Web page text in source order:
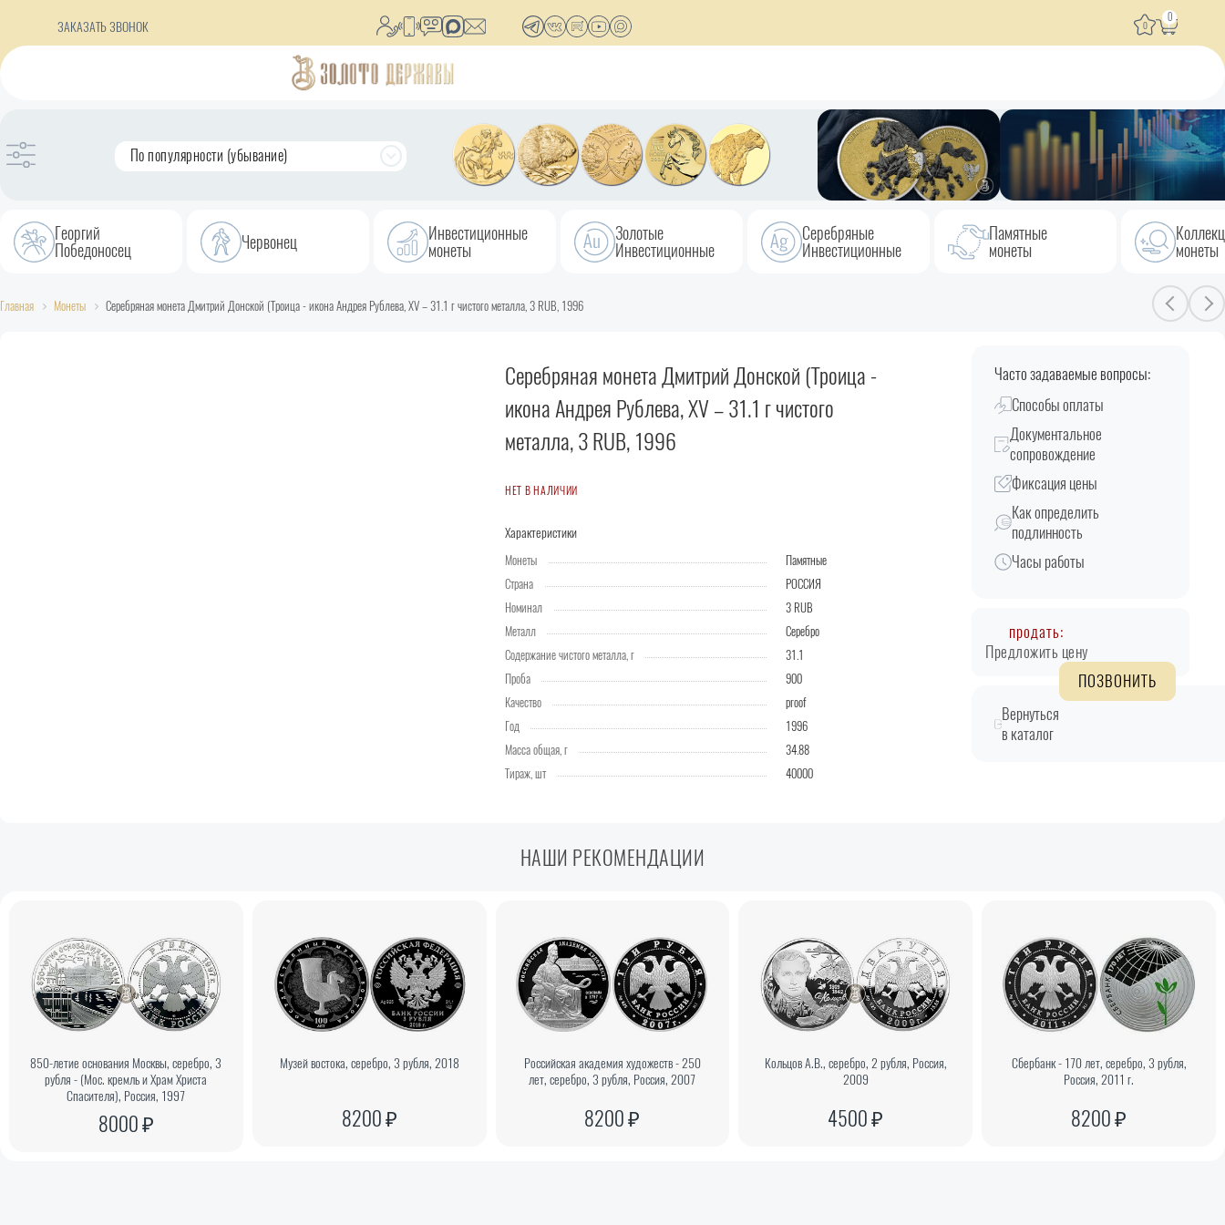
ЗАКАЗАТЬ ЗВОНОК 0
0
По популярности (убывание)
Георгий
Победоносец Червонец Инвестиционные
монеты
Золотые
Инвестиционные
Серебряные
Инвестиционные
Памятные
монеты монеты
Главная Монеты Серебряная монета Дмитрий Донской (Троица - икона Андрея Рублева, XV – 31.1 г чистого металла, 3 RUB, 1996
Серебряная монета Дмитрий Донской (Троица -
икона Андрея Рублева, XV – 31.1 г чистого
металла, 3 RUB, 1996
НЕТ В НАЛИЧИИ
Характеристики
Монеты
Памятные
Страна
РОССИЯ
Номинал
3 RUB
Металл
Серебро
Содержание чистого металла, г
31.1
Проба
900
Качество
proof
Год
1996
Масса общая, г
34.88
Тираж, шт
40000
Часто задаваемые вопросы:
Способы оплаты
Документальное
сопровождение
Фиксация цены
Как определить
подлинность
Часы работы
продать:
Предложить цену
ПОЗВОНИТЬ
Вернуться
в каталог
НАШИ РЕКОМЕНДАЦИИ
850-летие основания Москвы, серебро, 3
рубля - (Мос. кремль и Храм Христа
Спасителя), Россия, 1997
8000 ₽
Музей востока, серебро, 3 рубля, 2018
8200 ₽
Российская академия художеств - 250
лет, серебро, 3 рубля, Россия, 2007
8200 ₽
Кольцов А.В., серебро, 2 рубля, Россия,
2009
4500 ₽
Сбербанк - 170 лет, серебро, 3 рубля,
Россия, 2011 г.
8200 ₽